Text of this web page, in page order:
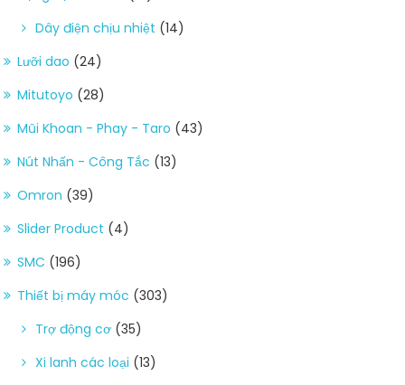
Dây điện chịu nhiệt (14)
Lưỡi dao (24)
Mitutoyo (28)
Mũi Khoan - Phay - Taro (43)
Nút Nhấn - Công Tắc (13)
Omron (39)
Slider Product (4)
SMC (196)
Thiết bị máy móc (303)
Trợ động cơ (35)
Xi lanh các loại (13)